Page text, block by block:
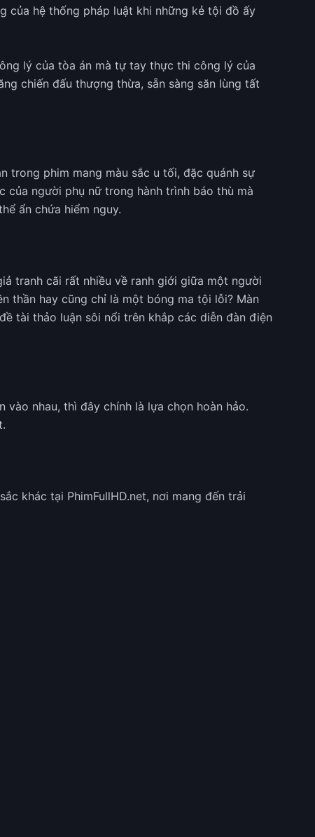
của hệ thống pháp luật khi những kẻ tội đồ ấy
lý của tòa án mà tự tay thực thi công lý của
chiến đấu thượng thừa, sẵn sàng săn lùng tất
trong phim mang màu sắc u tối, đặc quánh sự
của người phụ nữ trong hành trình báo thù mà
ẩn chứa hiểm nguy.
tranh cãi rất nhiều về ranh giới giữa một người
thần hay cũng chỉ là một bóng ma tội lỗi? Màn
tài thảo luận sôi nổi trên khắp các diễn đàn điện
nhau, thì đây chính là lựa chọn hoàn hảo.
khác tại PhimFullHD.net, nơi mang đến trải